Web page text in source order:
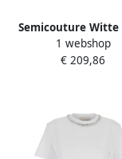
Semicouture Witte
Blend Omslag Rok
White Dames
1 webshop
€ 209,86